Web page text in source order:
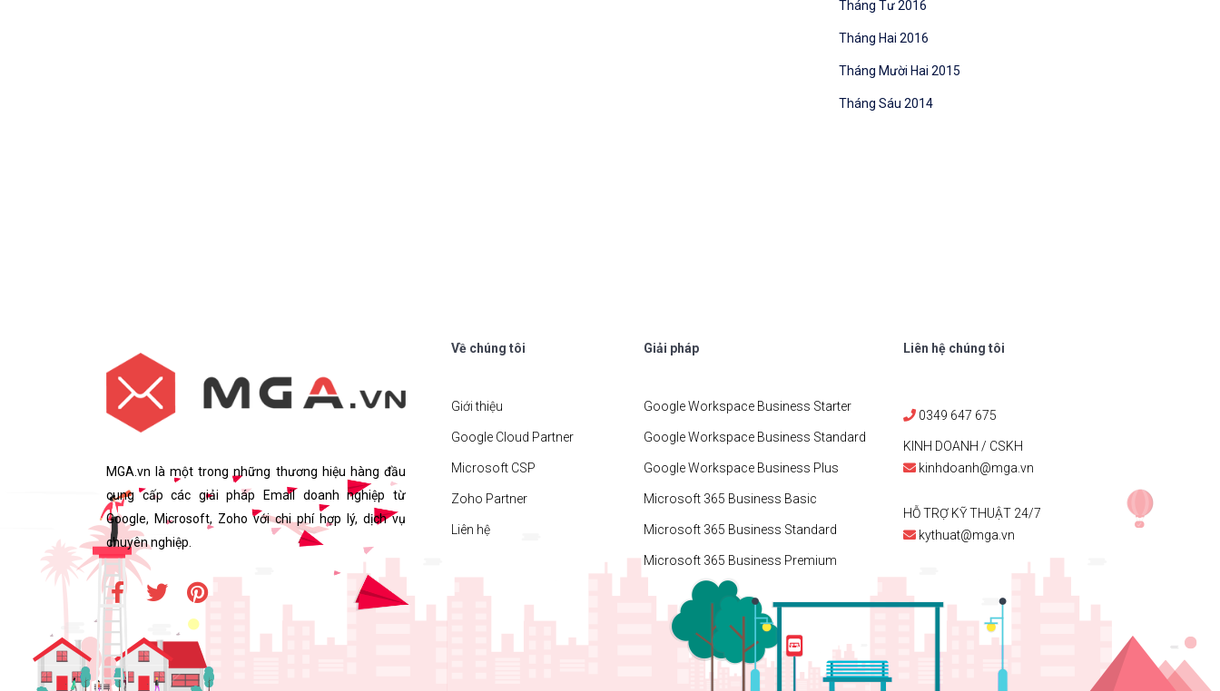
Tháng Tư 2016
Tháng Hai 2016
Tháng Mười Hai 2015
Tháng Sáu 2014
MGA.vn là một trong những thương hiệu hàng đầu
cung cấp các giải pháp Email doanh nghiệp từ
Google, Microsoft, Zoho với chi phí hợp lý, dịch vụ
chuyên nghiệp.
Về chúng tôi
Giới thiệu
Google Cloud Partner
Microsoft CSP
Zoho Partner
Liên hệ
Giải pháp
Google Workspace Business Starter
Google Workspace Business Standard
Google Workspace Business Plus
Microsoft 365 Business Basic
Microsoft 365 Business Standard
Microsoft 365 Business Premium
Liên hệ chúng tôi
0349 647 675
KINH DOANH / CSKH
kinhdoanh@mga.vn
HỖ TRỢ KỸ THUẬT 24/7
kythuat@mga.vn